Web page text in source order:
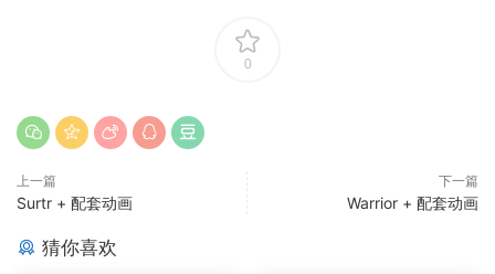
0
上一篇
Surtr + 配套动画
下一篇
Warrior + 配套动画
猜你喜欢